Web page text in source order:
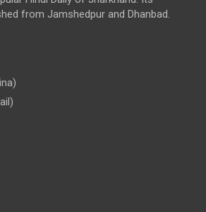
from Jamshedpur and Dhanbad.